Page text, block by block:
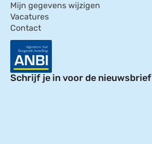
Mijn gegevens wijzigen
Vacatures
Contact
Schrijf je in voor de nieuwsbrief